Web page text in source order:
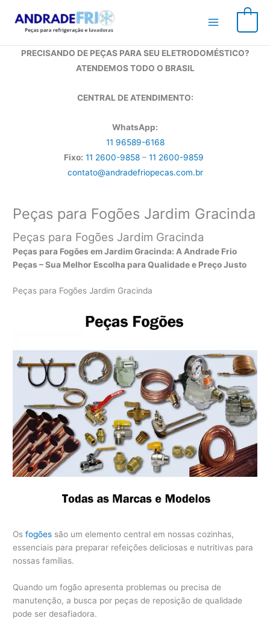
para
conteúdo
PRECISANDO DE PEÇAS PARA SEU ELETRODOMÉSTICO?
ATENDEMOS TODO O BRASIL
CENTRAL DE ATENDIMENTO:
WhatsApp:
11 96589-6168
Fixo: 11 2600-9858 – 11 2600-9859
contato@andradefriopecas.com.br
Peças para Fogões Jardim Gracinda
Peças para Fogões Jardim Gracinda
Peças para Fogões em Jardim Gracinda: A Andrade Frio
Peças – Sua Melhor Escolha para Qualidade e Preço Justo
Peças para Fogões Jardim Gracinda
Osfogões são um elemento central em nossas cozinhas,
essenciais para preparar refeições deliciosas e nutritivas para
nossas famílias.
Quando um fogão apresenta problemas ou precisa de
manutenção, a busca por peças de reposição de qualidade
pode ser desafiadora.